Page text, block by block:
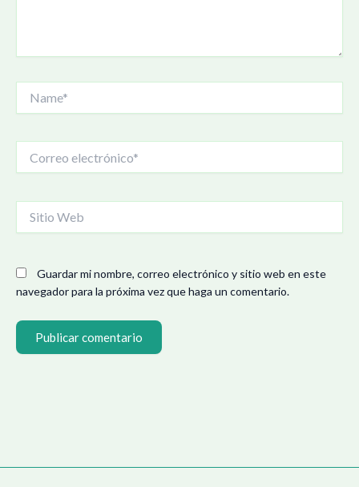
electrónico*
Web
Guardar mi nombre, correo electrónico y sitio web en este
navegador para la próxima vez que haga un comentario.